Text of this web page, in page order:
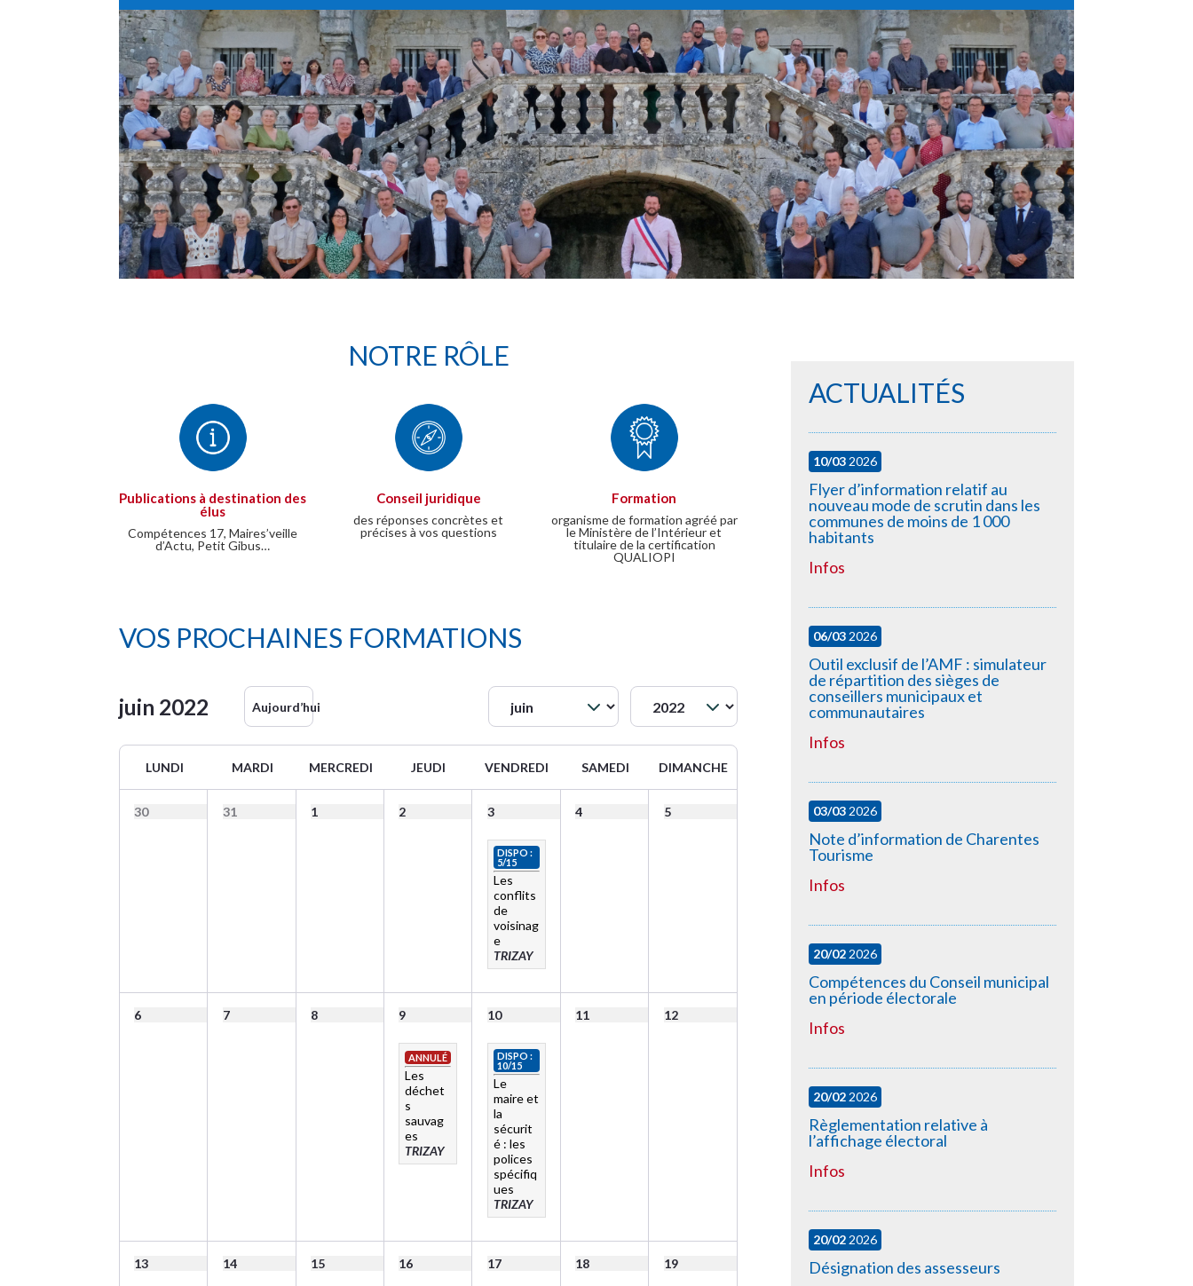
NOTRE RÔLE
Publications à destination des
élus
Compétences 17, Maires’veille
d’Actu, Petit Gibus…
Conseil juridique
des réponses concrètes et
précises à vos questions
Formation
organisme de formation agréé par
le Ministère de l’Intérieur et
titulaire de la certification
QUALIOPI
VOS PROCHAINES FORMATIONS
juin 2022 Aujourd’hui
LUNDI MARDI MERCREDI JEUDI VENDREDI SAMEDI DIMANCHE
30 31 1 2 3
DISPO :
5/15
Les
conflits
de
voisinag
e
TRIZAY
4 5
6 7 8 9
ANNULÉ
Les
déchet
s
sauvag
es
TRIZAY
10
DISPO :
10/15
Le
maire et
la
sécurit
é : les
polices
spécifiq
ues
TRIZAY
11 12
13 14 15 16 17 18 19
ACTUALITÉS
10/032026
Flyer d’information relatif au
nouveau mode de scrutin dans les
communes de moins de 1 000
habitants
Infos
06/032026
Outil exclusif de l’AMF : simulateur
de répartition des sièges de
conseillers municipaux et
communautaires
Infos
03/032026
Note d’information de Charentes
Tourisme
Infos
20/022026
Compétences du Conseil municipal
en période électorale
Infos
20/022026
Règlementation relative à
l’affichage électoral
Infos
20/022026
Désignation des assesseurs